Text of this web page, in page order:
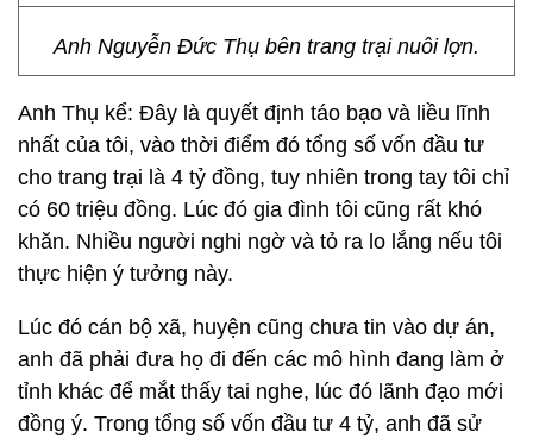
Anh Nguyễn Đức Thụ bên trang trại nuôi lợn.
Anh Thụ kể: Đây là quyết định táo bạo và liều lĩnh
nhất của tôi, vào thời điểm đó tổng số vốn đầu tư
cho trang trại là 4 tỷ đồng, tuy nhiên trong tay tôi chỉ
có 60 triệu đồng. Lúc đó gia đình tôi cũng rất khó
khăn. Nhiều người nghi ngờ và tỏ ra lo lắng nếu tôi
thực hiện ý tưởng này.
Lúc đó cán bộ xã, huyện cũng chưa tin vào dự án,
anh đã phải đưa họ đi đến các mô hình đang làm ở
tỉnh khác để mắt thấy tai nghe, lúc đó lãnh đạo mới
đồng ý. Trong tổng số vốn đầu tư 4 tỷ, anh đã sử